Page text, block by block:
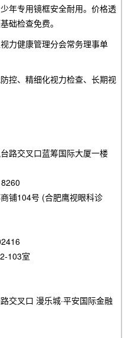
年专用镜框安全耐用。价格透
础检查免费。
力健康管理分会常务理事单
控、精细化视力检查、长期视
路交叉口蓝筹国际大厦一楼
铺104号 (合肥鹰视眼科诊
103室
交叉口 漫乐城·平安国际金融